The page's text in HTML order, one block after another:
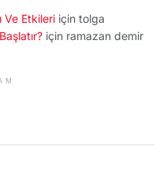
Ve Etkileri için tolga
için ramazan demir